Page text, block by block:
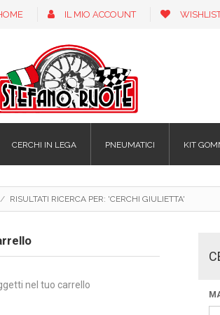
IL MIO ACCOUNT
CERCHI IN LEGA PNEUMATICI KIT
/ RISULTATI RICERCA PER: 'CERCHI GIULIETTA'
nel tuo carrello